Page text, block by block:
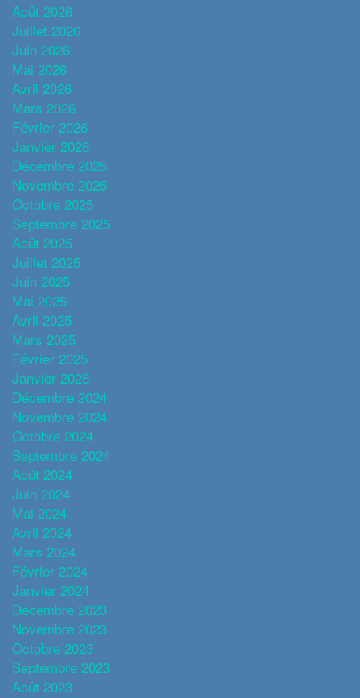
Août 2026
Juillet 2026
Juin 2026
Mai 2026
Avril 2026
Mars 2026
Février 2026
Janvier 2026
Décembre 2025
Novembre 2025
Octobre 2025
Septembre 2025
Août 2025
Juillet 2025
Juin 2025
Mai 2025
Avril 2025
Mars 2025
Février 2025
Janvier 2025
Décembre 2024
Novembre 2024
Octobre 2024
Septembre 2024
Août 2024
Juin 2024
Mai 2024
Avril 2024
Mars 2024
Février 2024
Janvier 2024
Décembre 2023
Novembre 2023
Octobre 2023
Septembre 2023
Août 2023